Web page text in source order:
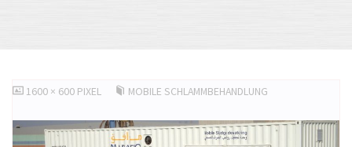
ORIGINALGRÖSSE
1600 × 600 PIXEL MOBILE SCHLAMMBEHANDLUNG